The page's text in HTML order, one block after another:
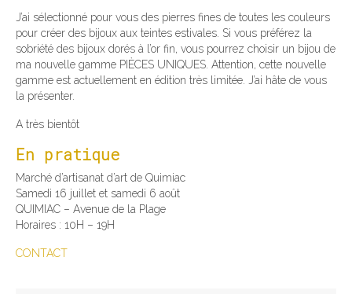
J’ai sélectionné pour vous des pierres fines de toutes les couleurs
pour créer des bijoux aux teintes estivales. Si vous préférez la
sobriété des bijoux dorés à l’or fin, vous pourrez choisir un bijou de
ma nouvelle gamme PIÈCES UNIQUES. Attention, cette nouvelle
gamme est actuellement en édition très limitée. J’ai hâte de vous
la présenter.
A très bientôt
En pratique
Marché d’artisanat d’art de Quimiac
Samedi 16 juillet et samedi 6 août
QUIMIAC – Avenue de la Plage
Horaires : 10H – 19H
CONTACT